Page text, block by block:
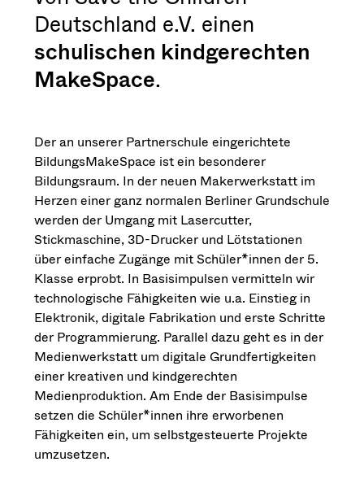
Deutschland e.V. einen
schulischen kindgerechten
MakeSpace.
Der an unserer Partnerschule eingerichtete
BildungsMakeSpace ist ein besonderer
Bildungsraum. In der neuen Makerwerkstatt im
Herzen einer ganz normalen Berliner Grundschule
werden der Umgang mit Lasercutter,
Stickmaschine, 3D-Drucker und Lötstationen
über einfache Zugänge mit Schüler*innen der 5.
Klasse erprobt. In Basisimpulsen vermitteln wir
technologische Fähigkeiten wie u.a. Einstieg in
Elektronik, digitale Fabrikation und erste Schritte
der Programmierung. Parallel dazu geht es in der
Medienwerkstatt um digitale Grundfertigkeiten
einer kreativen und kindgerechten
Medienproduktion. Am Ende der Basisimpulse
setzen die Schüler*innen ihre erworbenen
Fähigkeiten ein, um selbstgesteuerte Projekte
umzusetzen.